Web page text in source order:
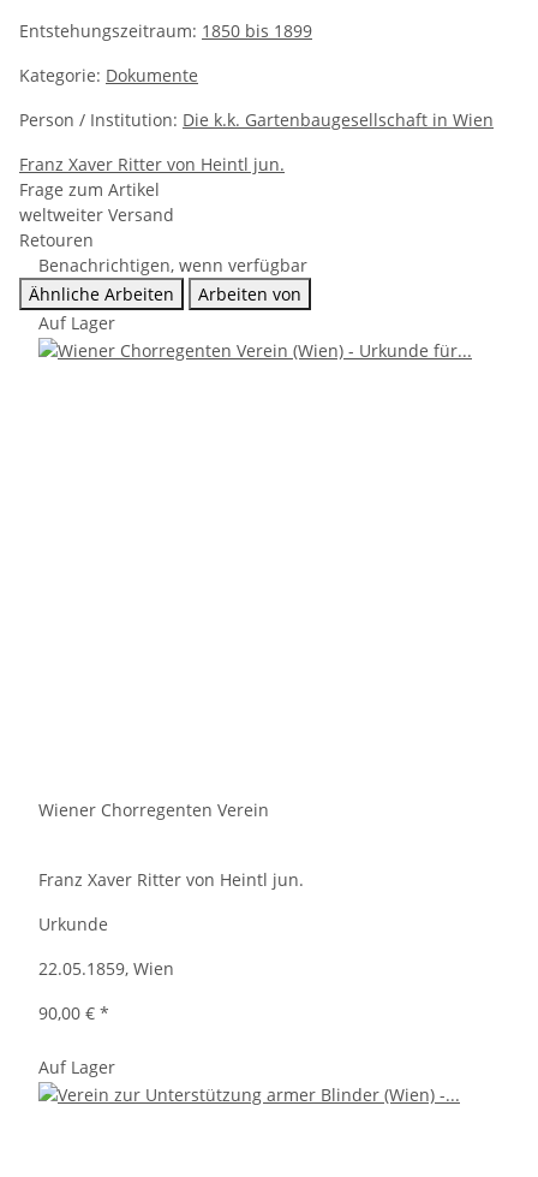
Entstehungszeitraum: 1850 bis 1899
Kategorie: Dokumente
Person / Institution: Die k.k. Gartenbaugesellschaft in Wien
Franz Xaver Ritter von Heintl jun.
Frage zum Artikel
weltweiter Versand
Retouren
Benachrichtigen, wenn verfügbar
Ähnliche Arbeiten
Arbeiten von
Auf Lager
Wiener Chorregenten Verein
Franz Xaver Ritter von Heintl jun.
Urkunde
22.05.1859, Wien
90,00 € *
Auf Lager